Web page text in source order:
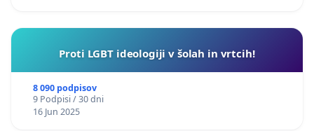
Proti LGBT ideologiji v šolah in vrtcih!
8 090 podpisov
9 Podpisi / 30 dni
16 Jun 2025